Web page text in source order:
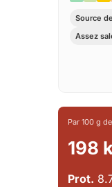
Source
Assez
Par 100 g
198
Prot.